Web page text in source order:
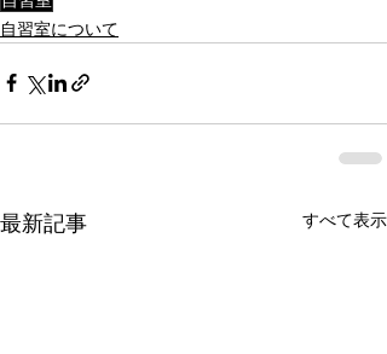
自習室について
最新記事 すべて表示